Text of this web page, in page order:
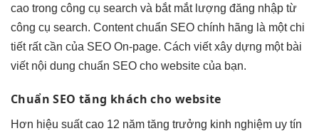
cao trong công cụ search và bắt mắt lượng đăng nhập từ
công cụ search. Content chuẩn SEO chính hãng là một chi
tiết rất cần của SEO On-page. Cách viết xây dựng một bài
viết nội dung chuẩn SEO cho website của bạn.
Chuẩn SEOtăng khách cho website
Hơn hiệu suất cao 12 năm tăng trưởng kinh nghiệm uy tín